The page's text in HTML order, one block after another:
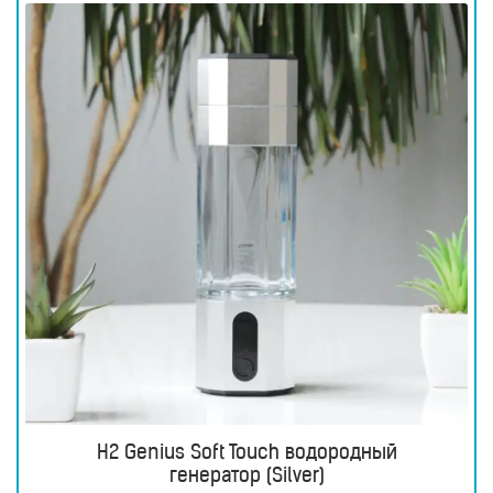
Приборы
световой
терапии
Дезинфекторы
Аксессуары
ИССЛЕДОВАНИЯ
БЛОГ
ОТЗЫВЫ
КОНТАКТЫ
H2 Genius Soft Touch водородный
генератор (Silver)